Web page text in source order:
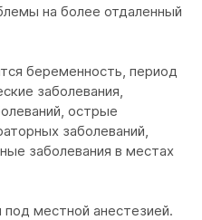
на более отдаленный
беременность, период
заболевания,
острые
заболеваний,
заболевания в местах
под местной анестезией.